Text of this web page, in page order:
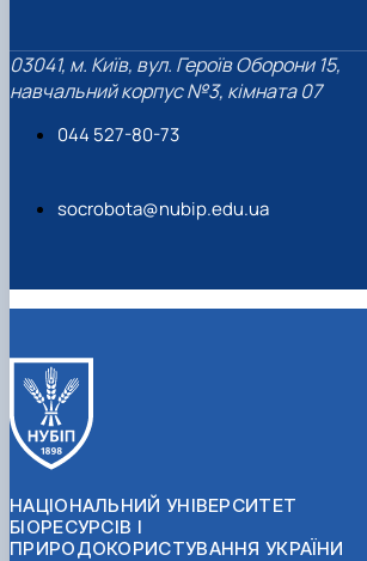
03041, м. Київ, вул. Героїв Оборони 15,
навчальний корпус №3, кімната 07
044 527-80-73
socrobota@nubip.edu.ua
НАЦІОНАЛЬНИЙ УНІВЕРСИТЕТ
БІОРЕСУРСІВ І
ПРИРОДОКОРИСТУВАННЯ УКРАЇНИ